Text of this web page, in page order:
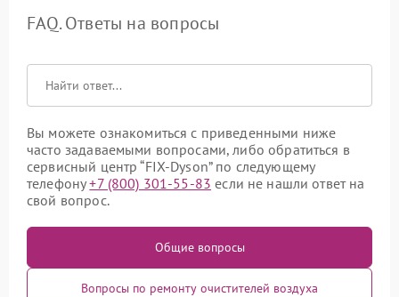
FAQ. Ответы на вопросы
Вы можете ознакомиться с приведенными ниже
часто задаваемыми вопросами, либо обратиться в
сервисный центр “FIX-Dyson” по следующему
телефону+7 (800) 301-55-83 если не нашли ответ на
свой вопрос.
Общие вопросы
Вопросы по ремонту очистителей воздуха